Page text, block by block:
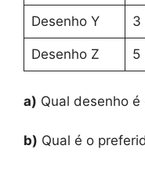
Desenho Y 3
Desenho Z 5
a) Qual desenho
b) Qual é o